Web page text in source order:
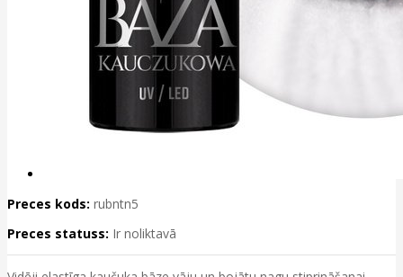
Preces kods: rubntn5
Preces statuss: Ir noliktavā